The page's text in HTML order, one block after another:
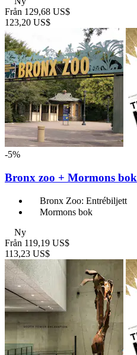
Från 129,68 US$
123,20 US$
-5%
Bronx zoo + Mormons bok
Bronx Zoo: Entrébiljett
Mormons bok
Ny
Från 119,19 US$
113,23 US$